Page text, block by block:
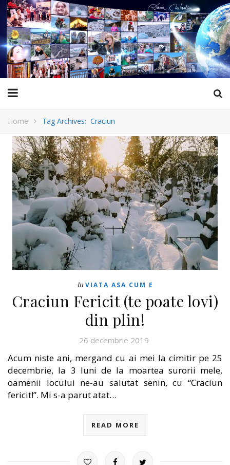
Home Tag Archives: Craciun
In VIATA ASA CUM E
Craciun Fericit (te poate lovi)
din plin!
26 decembrie 2019
Acum niste ani, mergand cu ai mei la cimitir pe 25
decembrie, la 3 luni de la moartea surorii mele,
oamenii locului ne-au salutat senin, cu “Craciun
fericit!”. Mi s-a parut atat…
READ MORE